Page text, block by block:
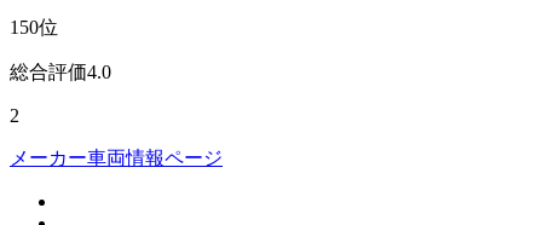
150位
総合評価4.0
2
メーカー車両情報ページ